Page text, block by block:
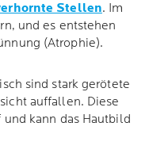
Stellen. Im
und es entstehen
(Atrophie).
sind stark gerötete
auffallen. Diese
kann das Hautbild